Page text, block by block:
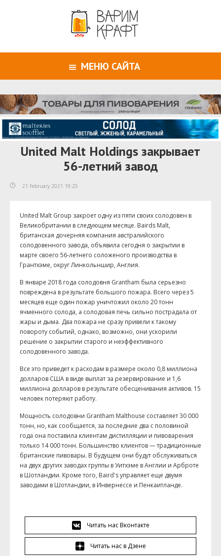
МЕНЮ САЙТА
United Malt Holdings закрывает
56-летний завод
21 February 2021 19:25
United Malt Group закроет одну из пяти своих солодовен в
Великобритании в следующем месяце. Bairds Malt,
британская дочерняя компания австралийского
солодовенного завода, объявила сегодня о закрытии в
марте своего 56-летнего соложеного производства в
Грантхэме, округ Линкольншир, Англия.
В январе 2018 года солодовня Grantham была серьезно
повреждена в результате большого пожара. Всего через 5
месяцев еще один пожар уничтожил около 20 тонн
ячменного солода, а солодовая печь сильно пострадала от
жары и дыма. Два пожара не сразу привели к такому
повороту событий, однако, возможно, они ускорили
решение о закрытии старого и неэффективного
солодовенного завода.
Все это приведет к расходам в размере около 0,8 миллиона
долларов США в виде выплат за резервирование и 1,6
миллиона долларов в результате обесценивания активов. 15
человек потеряют работу.
Мощность солодовни Grantham Malthouse составляет 30 000
тонн, но, как сообщается, за последние два с половиной
года она поставила клиентам дистилляции и пивоварения
только 14 000 тонн. Большинство клиентов — традиционные
британские пивовары. В будущем они будут обслуживаться
на двух других заводах группы в Уитхэме в Англии и Арброте
в Шотландии. Кроме того, Baird's управляет еще двумя
заводами в Шотландии, в Инвернессе и Пенкаитланде.
Читать нас Вконтакте
Читать нас в Дзене